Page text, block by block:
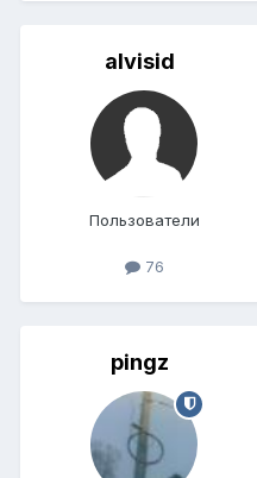
alvisid
Пользователи
76
pingz